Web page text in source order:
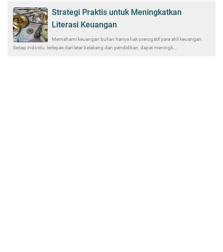
Strategi Praktis untuk Meningkatkan
Literasi Keuangan
Memahami keuangan bukan hanya hak prerogatif para ahli keuangan.
Setiap individu, terlepas dari latar belakang dan pendidikan, dapat meningk...